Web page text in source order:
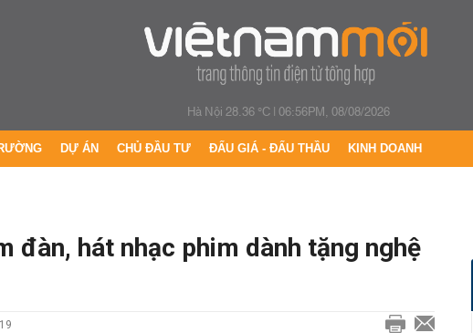
Hà Nội 28.36 °C|06:56PM, 08/08/2026
DỰ ÁN CHỦ ĐẦU TƯ ĐẤU GIÁ - ĐẤU THẦU KINH DOANH
đàn, hát nhạc phim dành tặng nghệ